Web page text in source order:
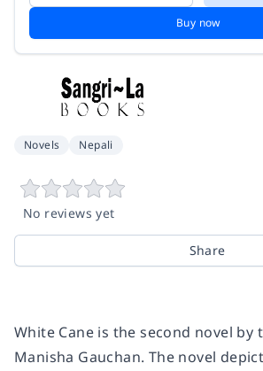
Buy now
Novels Nepali
No reviews yet
Share
White Cane is the second novel by
Manisha Gauchan. The novel